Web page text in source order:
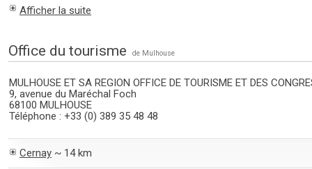
Afficher la suite
Office du tourisme de Mulhouse
MULHOUSE ET SA REGION OFFICE DE TOURISME ET DES
9, avenue du Maréchal Foch
68100 MULHOUSE
Téléphone : +33 (0) 389 35 48 48
Cernay ~ 14 km